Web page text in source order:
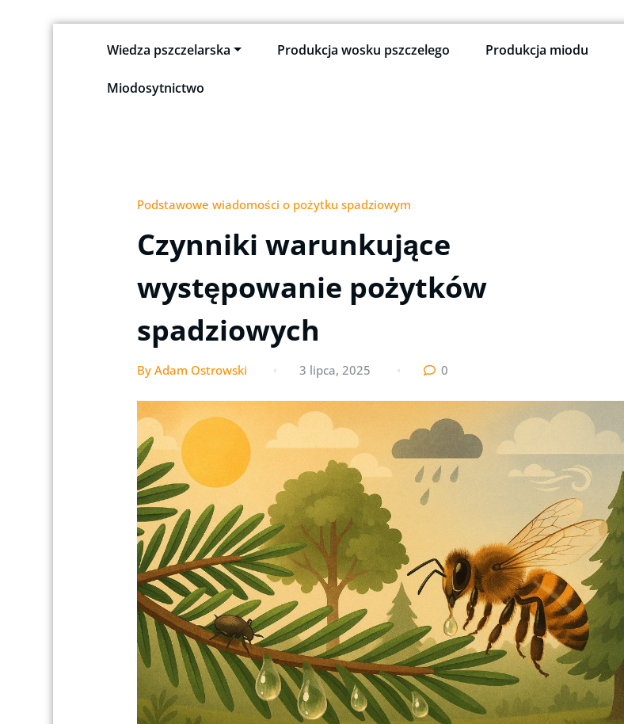
Pszczeli Puls
Pulsujące życie pasieki
Wiedza pszczelarska Produkcja wosku pszczelego Produkcja miodu
Miodosytnictwo
Podstawowe wiadomości o pożytku spadziowym
Czynniki warunkujące
występowanie pożytków
spadziowych
By Adam Ostrowski 3 lipca, 2025 0